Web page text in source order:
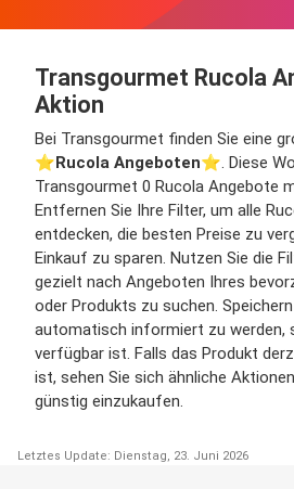
Transgourmet Rucola
Aktion
Bei Transgourmet finden Sie eine
⭐️Rucola Angeboten⭐️. Diese
Transgourmet 0 Rucola Angebote
Entfernen Sie Ihre Filter, um alle
entdecken, die besten Preise zu
Einkauf zu sparen. Nutzen Sie die
gezielt nach Angeboten Ihres
oder Produkts zu suchen.
automatisch informiert zu werden,
verfügbar ist. Falls das Produkt
ist, sehen Sie sich ähnliche
günstig einzukaufen.
Letztes Update: Dienstag, 23. Juni 2026